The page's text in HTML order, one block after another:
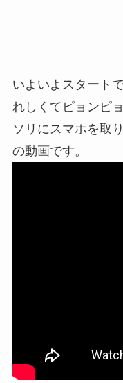
いよいよスタート
れしくてピョンピ
ソリにスマホを取
の動画です。